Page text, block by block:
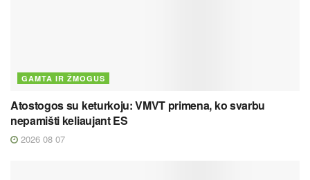
GAMTA IR ŽMOGUS
Atostogos su keturkoju: VMVT primena, ko svarbu
nepamišti keliaujant ES
2026 08 07